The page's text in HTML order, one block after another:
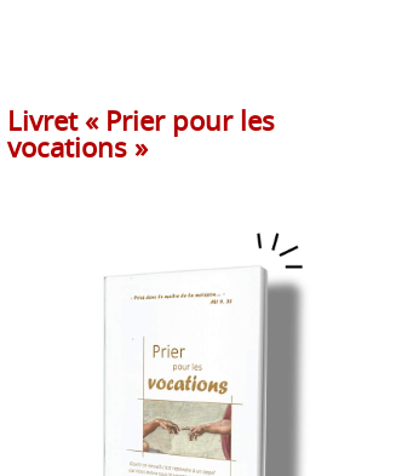
Livret « Prier pour les
vocations »